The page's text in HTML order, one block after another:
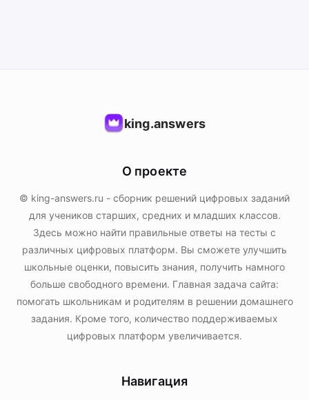
king.answers
О проекте
© king-answers.ru - сборник решений цифровых заданий
для учеников старших, средних и младших классов.
Здесь можно найти правильные ответы на тесты с
различных цифровых платформ. Вы сможете улучшить
школьные оценки, повысить знания, получить намного
больше свободного времени. Главная задача сайта:
помогать школьникам и родителям в решении домашнего
задания. Кроме того, количество поддерживаемых
цифровых платформ увеличивается.
Навигация